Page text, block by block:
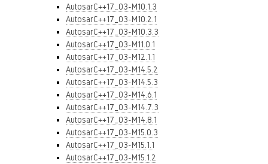
AutosarC++17_03-M10.1.3
AutosarC++17_03-M10.2.1
AutosarC++17_03-M10.3.3
AutosarC++17_03-M11.0.1
AutosarC++17_03-M12.1.1
AutosarC++17_03-M14.5.2
AutosarC++17_03-M14.5.3
AutosarC++17_03-M14.6.1
AutosarC++17_03-M14.7.3
AutosarC++17_03-M14.8.1
AutosarC++17_03-M15.0.3
AutosarC++17_03-M15.1.1
AutosarC++17_03-M15.1.2